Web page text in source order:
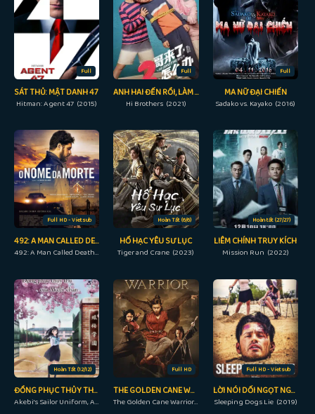
Full
SÁT THỦ: MẬT DANH 47
Hitman: Agent 47 (2015)
Full
ANH HAI ĐẾN RỒI, LÀM SAO ĐÂY
Hi Brothers (2021)
Full
MA NỮ ĐẠI CHIẾN
Sadako vs. Kayako (2016)
Full HD - Vietsub
492: A MAN CALLED DEATH
492: A Man Called Death (2017)
Hoàn Tất (6/6)
HỔ HẠC YÊU SƯ LỤC
Tiger and Crane (2023)
Hoàn tất (27/27)
LIÊM CHÍNH TRUY KÍCH
Mission Run (2022)
Hoàn Tất (12/12)
ĐỒNG PHỤC THỦY THỦ CỦA AKEBI
Akebi's Sailor Uniform, Akebi-chan no Sailor Fuku (2022)
Full HD
THE GOLDEN CANE WARRIOR
The Golden Cane Warrior (2014)
Full HD - Vietsub
LỜI NÓI DỐI NGỌT NGÀO
Sleeping Dogs Lie (2019)